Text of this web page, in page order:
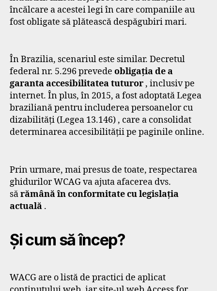
încălcare a acestei legi în care companiile au
fost obligate să plătească despăgubiri mari.
În Brazilia, scenariul este similar. Decretul
federal nr. 5.296 prevede obligația de a
garanta accesibilitatea tuturor , inclusiv pe
internet. În plus, în 2015, a fost adoptată Legea
braziliană pentru includerea persoanelor cu
dizabilități (Legea 13.146) , care a consolidat
determinarea accesibilității pe paginile online.
Prin urmare, mai presus de toate, respectarea
ghidurilor WCAG va ajuta afacerea dvs.
sărămână în conformitate cu legislația
actuală .
Și cum să încep?
WACG are o listă de practici de aplicat